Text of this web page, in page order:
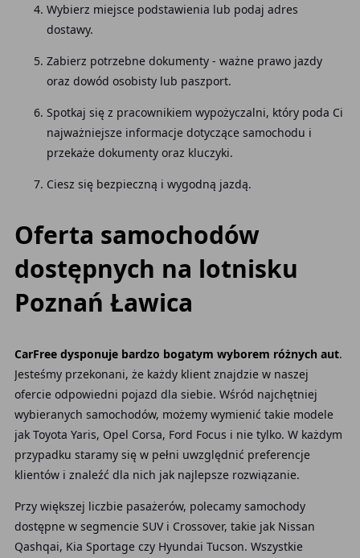
Wybierz miejsce podstawienia lub podaj adres
dostawy.
Zabierz potrzebne dokumenty - ważne prawo jazdy
oraz dowód osobisty lub paszport.
Spotkaj się z pracownikiem wypożyczalni, który poda Ci
najważniejsze informacje dotyczące samochodu i
przekaże dokumenty oraz kluczyki.
Ciesz się bezpieczną i wygodną jazdą.
Oferta samochodów
dostępnych na lotnisku
Poznań Ławica
CarFree dysponuje bardzo bogatym wyborem różnych aut.
Jesteśmy przekonani, że każdy klient znajdzie w naszej
ofercie odpowiedni pojazd dla siebie. Wśród najchętniej
wybieranych samochodów, możemy wymienić takie modele
jak Toyota Yaris, Opel Corsa, Ford Focus i nie tylko. W każdym
przypadku staramy się w pełni uwzględnić preferencje
klientów i znaleźć dla nich jak najlepsze rozwiązanie.
Przy większej liczbie pasażerów, polecamy samochody
dostępne w segmencie SUV i Crossover, takie jak Nissan
Qashqai, Kia Sportage czy Hyundai Tucson. Wszystkie